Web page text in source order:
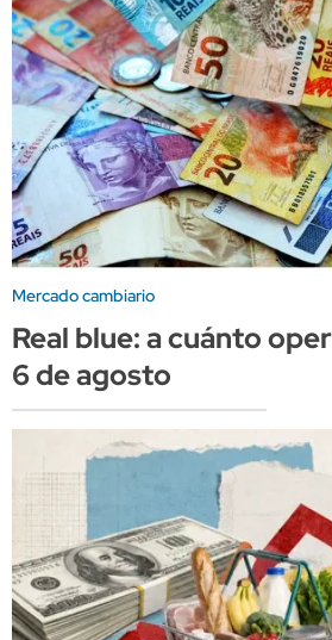
Mercado cambiario
Real blue: a cuánto
6 de agosto